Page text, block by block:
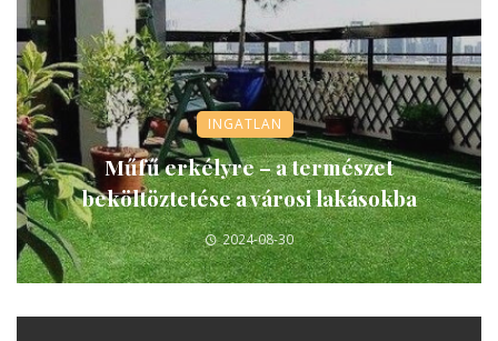
INGATLAN
Műfű erkélyre – a természet
beköltöztetése a városi lakásokba
2024-08-30